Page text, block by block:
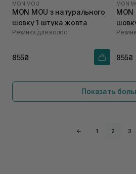
MON MOU
MON MOU з натурального
шовку 1 штука жовта
Резинка для волос
855₴
MON
MON
855₴
Показать
← 1 2 3